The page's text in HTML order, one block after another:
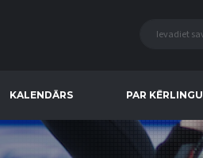
KALENDĀRS PAR KĒRLINGU